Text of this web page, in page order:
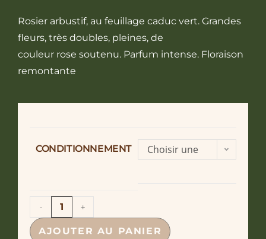
Rosier arbustif, au feuillage caduc vert. Grandes
fleurs, très doubles, pleines, de
couleur rose soutenu. Parfum intense. Floraison
remontante
CONDITIONNEMENT
Choisir une
- +
AJOUTER AU PANIER